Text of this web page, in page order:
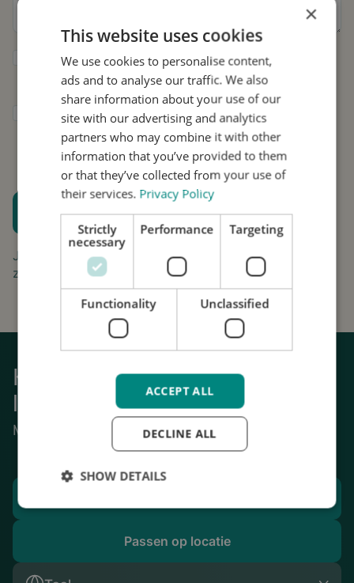
Ja, ik wil tips over de tremor en updates
over Stil ontvangen.
Ik geef Stil toestemming om mijn gegevens
te gebruiken voor onderzoek en
verspreiding, in overeenstemming met het
privacybeleid.*
Plan een proefpassing
Houd me op de hoogte
Jouw aanvraag is gratis en vrijblijvend. Wij gaan
zorgvuldig om met uw gegevens.
Krijg weer grip op het dagelijks
leven
Mechanische stabilisatie van tremor.
Passen op locatie
×
This website uses cookies
We use cookies to personalise content,
ads and to analyse our traffic. We also
share information about your use of our
site with our advertising and analytics
partners who may combine it with other
information that you’ve provided to them
or that they’ve collected from your use of
their services. Privacy Policy
Strictly
necessary
Performance Targeting
Functionality Unclassified
ACCEPT ALL
DECLINE ALL
SHOW DETAILS